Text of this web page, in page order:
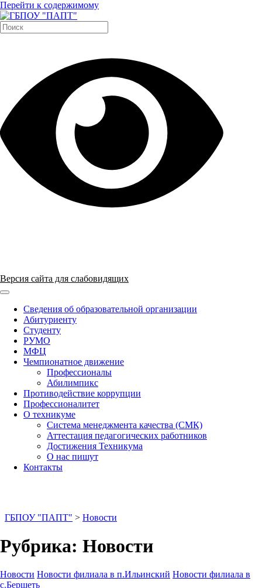
Перейти к содержимому
Версия сайта для слабовидящих
Сведения об образовательной организации
Абитуриенту
Студенту
РУМО
МФЦ
Чемпионатное движение
Профессионалы
Абилимпикс
Противодействие коррупции
Профессионалитет
О техникуме
Система менеджмента качества (СМК)
Аттестация педагогических работников
Достижения Техникума
О нас пишут
Контакты
ГБПОУ "ПАПТ" > Новости
Рубрика: Новости
Новости Новости филиала в п.Ильинский Новости филиала в
с.Бершеть